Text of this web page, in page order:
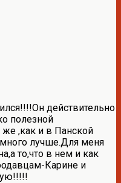
действительно
полезной
,как и в Панской
лучше.Для меня
то,что в нем и как
Карине и